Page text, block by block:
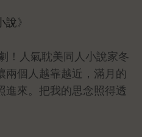
說》
！人氣耽美同人小說家冬
兩個人越靠越近，滿月的
進來。把我的思念照得透